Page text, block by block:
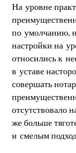
На уровне
по умолчанию,
настройки на
относились к
в уставе
совершать
отсутствовало
же больше
и смелым